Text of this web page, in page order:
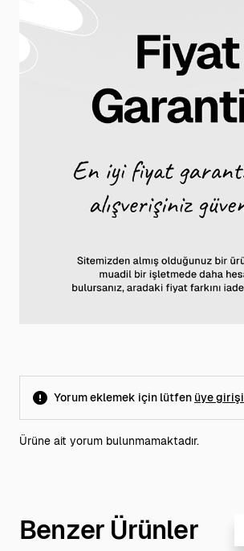
Yorum eklemek için lütfen üye girişi
Ürüne ait yorum bulunmamaktadır.
Benzer Ürünler